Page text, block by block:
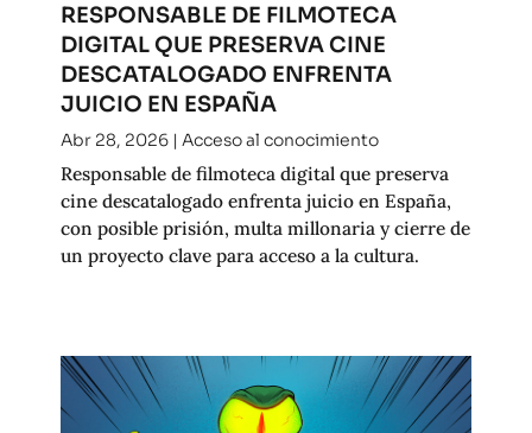
RESPONSABLE DE FILMOTECA
DIGITAL QUE PRESERVA CINE
DESCATALOGADO ENFRENTA
JUICIO EN ESPAÑA
Abr 28, 2026| Acceso al conocimiento
Responsable de filmoteca digital que preserva
cine descatalogado enfrenta juicio en España,
con posible prisión, multa millonaria y cierre de
un proyecto clave para acceso a la cultura.